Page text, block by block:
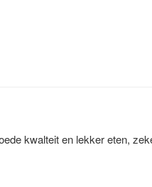
kwalteit en lekker eten,